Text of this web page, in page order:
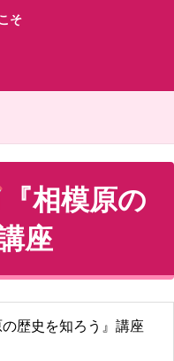
そ
『相模原の
座
の歴史を知ろう』講座